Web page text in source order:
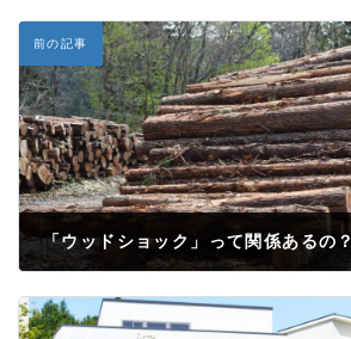
前の記事
「ウッドショック」って関係あるの？